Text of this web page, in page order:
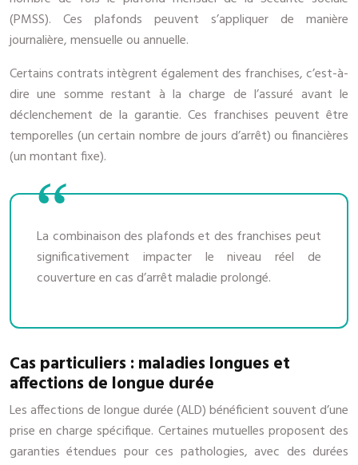
(PMSS). Ces plafonds peuvent s’appliquer de manière
journalière, mensuelle ou annuelle.
Certains contrats intègrent également des franchises, c’est-à-
dire une somme restant à la charge de l’assuré avant le
déclenchement de la garantie. Ces franchises peuvent être
temporelles (un certain nombre de jours d’arrêt) ou financières
(un montant fixe).
La combinaison des plafonds et des franchises peut
significativement impacter le niveau réel de
couverture en cas d’arrêt maladie prolongé.
Cas particuliers : maladies longues et
affections de longue durée
Les affections de longue durée (ALD) bénéficient souvent d’une
prise en charge spécifique. Certaines mutuelles proposent des
garanties étendues pour ces pathologies, avec des durées